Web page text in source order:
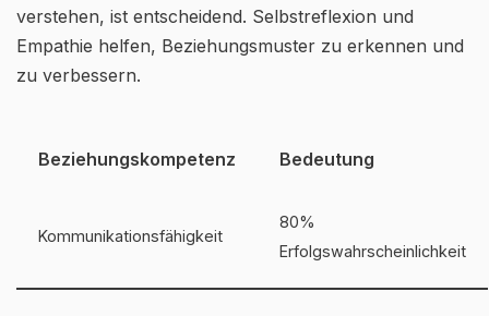
verstehen, ist entscheidend. Selbstreflexion und
Empathie helfen, Beziehungsmuster zu erkennen und
zu verbessern.
Beziehungskompetenz Bedeutung
Kommunikationsfähigkeit
80%
Erfolgswahrscheinlichkeit